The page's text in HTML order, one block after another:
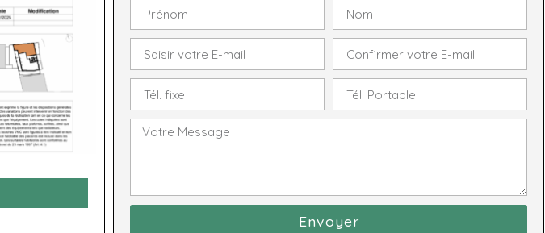
Envoyer